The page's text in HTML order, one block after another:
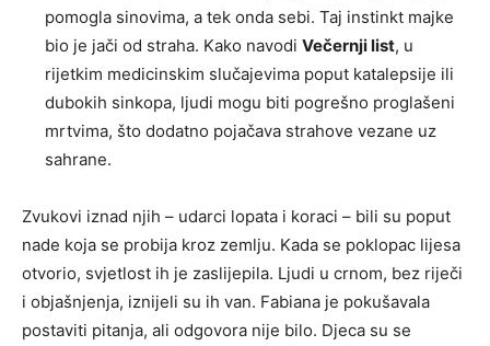
pomogla sinovima, a tek onda sebi. Taj instinkt majke
bio je jači od straha. Kako navodi Večernji list, u
rijetkim medicinskim slučajevima poput katalepsije ili
dubokih sinkopa, ljudi mogu biti pogrešno proglašeni
mrtvima, što dodatno pojačava strahove vezane uz
sahrane.
Zvukovi iznad njih – udarci lopata i koraci – bili su poput
nade koja se probija kroz zemlju. Kada se poklopac lijesa
otvorio, svjetlost ih je zaslijepila. Ljudi u crnom, bez riječi
i objašnjenja, iznijeli su ih van. Fabiana je pokušavala
postaviti pitanja, ali odgovora nije bilo. Djeca su se